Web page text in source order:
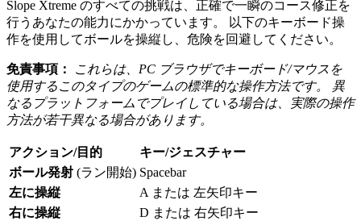
Slope Xtreme のすべての挑戦は、正確で一瞬のコース修正を
行うあなたの能力にかかっています。 以下のキーボード操
作を使用してボールを操縦し、危険を回避してください。
免責事項：
これらは、PC ブラウザでキーボード/マウスを
使用するこのタイプのゲームの標準的な操作方法です。 異
なるプラットフォームでプレイしている場合は、実際の操作
方法が若干異なる場合があります。
アクション/目的
キー/ジェスチャー
ボール発射 (ラン開始) Spacebar
左に操縦
A または 左矢印キー
右に操縦
D または 右矢印キー